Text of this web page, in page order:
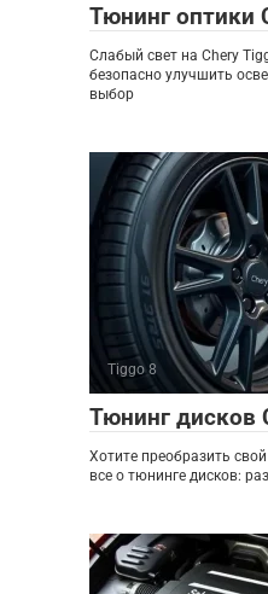
Тюнинг оптики
Слабый свет на Chery
безопасно улучшить
выбор
Tiggo 8
Тюнинг дисков
Хотите преобразить
все о тюнинге дисков: